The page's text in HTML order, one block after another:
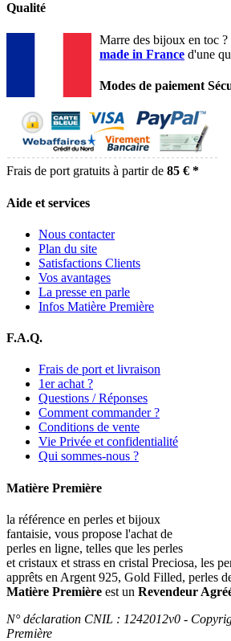
Qualité
Marre des bijoux en toc
made in France d'une
Modes de paiement
Frais de port gratuits à partir de 85 € *
Aide et services
Nous contacter
Plan du site
Satisfactions Clients
Vos avantages
La presse en parle
Infos Matière Première
F.A.Q.
Frais de port et livraison
1er achat ?
Questions / Réponses
Comment commander ?
Conditions de vente
Vie Privée et confidentialité
Qui sommes-nous ?
Matière Première
la référence en perles et bijoux
fantaisie, vous propose l'achat de
perles en ligne, telles que les perles
et cristaux et strass en cristal Preciosa, les
apprêts en Argent 925, Gold Filled, perles
Matière Première est un Revendeur
N° déclaration CNIL : 1242012v0 -
Première